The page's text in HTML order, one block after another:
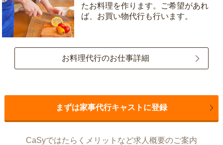
たお料理を作ります。ご希望があれ
ば、お買い物代行も行います。
お料理代行のお仕事詳細
まずは家事代行キャストに登録
CaSyではたらくメリットなど求人概要のご案内